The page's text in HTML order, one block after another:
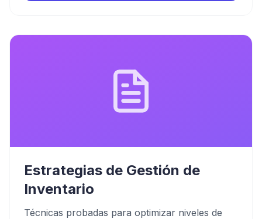
Estrategias de Gestión de
Inventario
Técnicas probadas para optimizar niveles de